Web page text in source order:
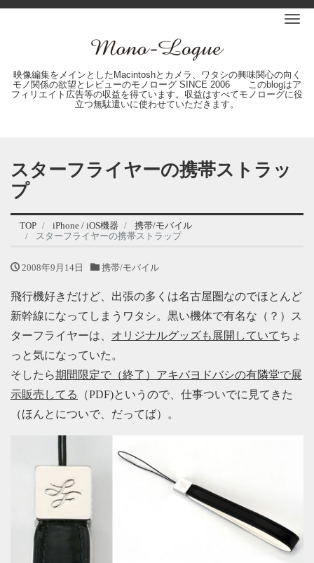
映像編集をメインとしたMacintoshとカメラ、ワタシの興味関心の向く
モノ関係の欲望とレビューのモノローグ SINCE 2006 このblogはア
フィリエイト広告等の収益を得ています。収益はすべてモノローグに役
立つ無駄遣いに使わせていただきます。
スターフライヤーの携帯ストラッ
プ
TOP iPhone / iOS機器
携帯/モバイル
スターフライヤーの携帯ストラップ
2008年9月14日 携帯/モバイル
飛行機好きだけど、出張の多くは名古屋圏なのでほとんど
新幹線になってしまうワタシ。黒い機体で有名な（？）ス
ターフライヤーは、 オリジナルグッズも展開していてちょ
っと気になっていた。
そしたら期間限定で（終了）アキバヨドバシの有隣堂で展
示販売してる
（PDF)というので、仕事ついでに見てきた
（ほんとについで、だってば）。